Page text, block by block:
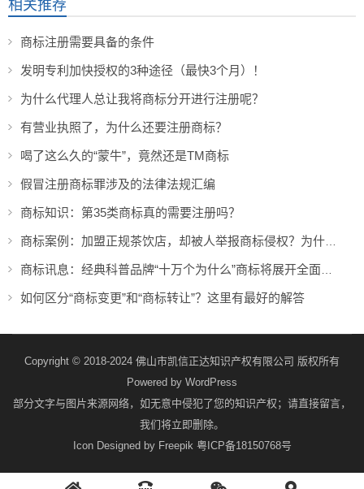
相关推荐
商标注册需要具备的条件
发明专利加快授权的3种途径（最快3个月）！
为什么代理人总让我将商标分开进行注册呢？
有营业执照了，为什么还要注册商标？
喝了这么久的“蒙牛”，竟然还是TM商标
假冒注册商标罪涉及的法律法规汇编
商标知识：第35类商标真的需要注册吗？
商标案例：加盟正规茶饮店，却被人举报商标侵权？为什么！！
商标讯息：经典科普品牌“十万个为什么”商标将展开全面维权
如何区分“商标变更”和“商标转让”？这里有最好的解答
Copyright © 2018-2024 佛山市凯信正达知识产权有限公司 版权所有
Powered by WordPress
部分文字与图片来源网络，如无意中侵犯了您的知识产权；请直接留言，
我们将立即删除。
Icon Designed by Freepik 粤ICP备18150768号